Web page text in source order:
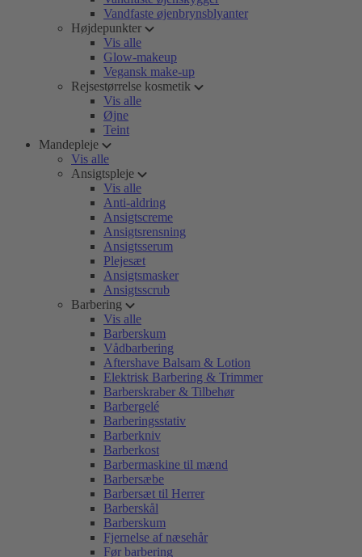
Vandfaste øjenbrynsblyanter
Højdepunkter
Vis alle
Glow-makeup
Vegansk make-up
Rejsestørrelse kosmetik
Vis alle
Øjne
Teint
Mandepleje
Vis alle
Ansigtspleje
Vis alle
Anti-aldring
Ansigtscreme
Ansigtsrensning
Ansigtsserum
Plejesæt
Ansigtsmasker
Ansigtsscrub
Barbering
Vis alle
Barberskum
Vådbarbering
Aftershave Balsam & Lotion
Elektrisk Barbering & Trimmer
Barberskraber & Tilbehør
Barbergelé
Barberingsstativ
Barberkniv
Barberkost
Barbermaskine til mænd
Barbersæbe
Barbersæt til Herrer
Barberskål
Barberskum
Fjernelse af næsehår
Før barbering